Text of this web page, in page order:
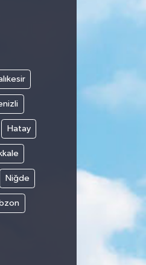
Hatay
Niğde